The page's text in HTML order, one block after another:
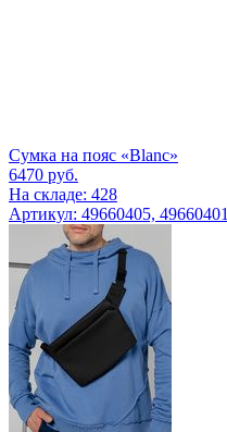
Сумка на пояс «Blanc»
6470 руб.
На складе: 428
Артикул: 49660405, 49660401